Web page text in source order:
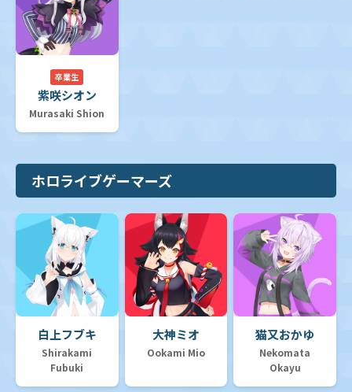
卒業生
紫咲シオン
Murasaki Shion
ホロライブゲーマーズ
白上フブキ
Shirakami
Fubuki
大神ミオ
Ookami Mio
猫又おかゆ
Nekomata
Okayu